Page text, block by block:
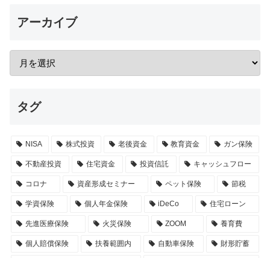
アーカイブ
タグ
NISA 株式投資 老後資金 教育資金 ガン保険
不動産投資 住宅資金 投資信託 キャッシュフロー
コロナ 資産形成セミナー ペット保険 節税
学資保険 個人年金保険 iDeCo 住宅ローン
先進医療保険 火災保険 ZOOM 養育費
個人賠償保険 扶養範囲内 自動車保険 財形貯蓄